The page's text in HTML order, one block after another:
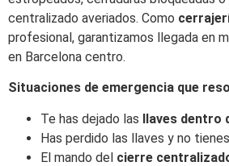
centralizado averiados. Como
profesional, garantizamos llegada en
en Barcelona centro.
Situaciones de emergencia que
Te has dejado las llaves dentro
Has perdido las llaves y no
El mando del cierre